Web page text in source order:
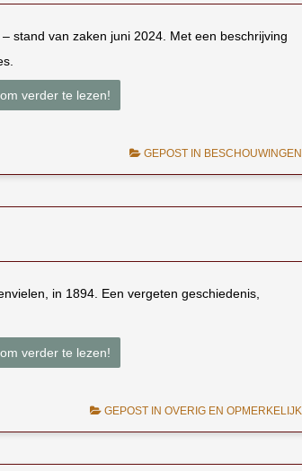
stand van zaken juni 2024. Met een beschrijving
verder te lezen!
GEPOST IN BESCHOUWINGEN
in 1894. Een vergeten geschiedenis,
verder te lezen!
GEPOST IN OVERIG EN OPMERKELIJK